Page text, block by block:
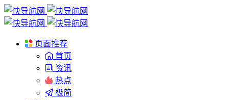
页面推荐
首页
资讯
热点
极简